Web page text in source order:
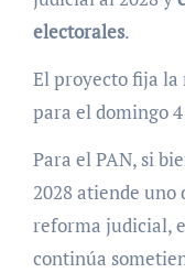
electorales.
El proyecto fija
para el domingo
Para el PAN, si
2028 atiende uno
reforma judicial,
continúa